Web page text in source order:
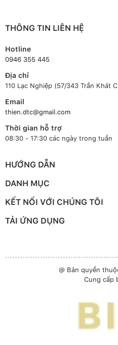
THÔNG TIN LIÊN HỆ
Hotline
0946 355 445
Địa chỉ
110 Lạc Nghiệp (57/343 Trần Khát
Email
thien.dtc@gmail.com
Thời gian hỗ trợ
08:30 - 17:30 các ngày trong tuần
HƯỚNG DẪN
DANH MỤC
KẾT NỐI VỚI CHÚNG TÔI
TẢI ỨNG DỤNG
@ Bản quyền
Cung cấp